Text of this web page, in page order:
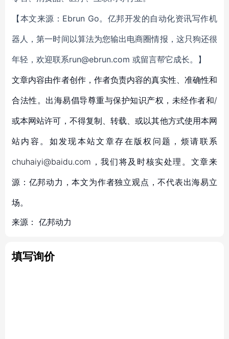
【本文来源：Ebrun Go。亿邦开发的自动化资讯写作机
器人，第一时间以算法为您输出电商圈情报，这只狗还很
年轻，欢迎联系run@ebrun.com 或留言帮它成长。】
文章内容由作者创作，作者负责内容的真实性、准确性和
合法性。出海易倡导尊重与保护知识产权，未经作者和/
或本网站许可，不得复制、转载、或以其他方式使用本网
站内容。如发现本站文章存在版权问题，烦请联系
chuhaiyi@baidu.com，我们将及时核实处理。文章来
源：亿邦动力，本文为作者独立观点，不代表出海易立
场。
来源： 亿邦动力
填写询价